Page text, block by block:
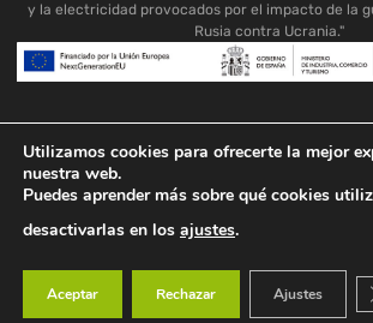
y la electricidad provocados por el impacto de la
Rusia contra Ucrania."
Utilizamos cookies para ofrecerte la mejor
nuestra web.
Puedes aprender más sobre qué cookies
desactivarlas en los ajustes.
Aceptar Rechazar Ajustes